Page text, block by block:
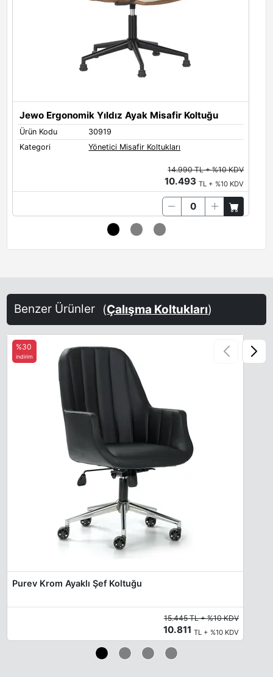
Jewo Ergonomik Yıldız Ayak Misafir Koltuğu
Ürün Kodu
30919
Kategori
Yönetici Misafir Koltukları
14.990 TL + %10 KDV
10.493TL + %10 KDV
Benzer Ürünler (Çalışma Koltukları)
Purev Krom Ayaklı Şef Koltuğu
%30
indirim
15.445 TL + %10 KDV
10.811 TL + %10 KDV